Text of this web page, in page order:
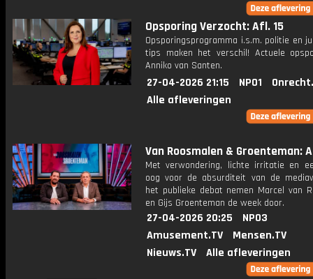
Opsporing Verzocht: Afl. 15
Opsporingsprogramma i.s.m. politie en
tips maken het verschil! Actuele
Anniko van Santen.
27-04-2026 21:15 NPO1
Alle afleveringen
Van Roosmalen & Groenteman:
Met verwondering, lichte irritatie en
oog voor de absurditeit van de
het publieke debat nemen Marcel van
en Gijs Groenteman de week door.
27-04-2026 20:25
NPO3
Amusement.TV
Mensen.TV
Nieuws.TV
Alle afleveringen